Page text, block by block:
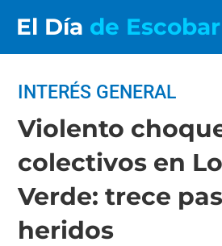
El Día de Escobar
INTERÉS GENERAL
Violento
colectivos en
Verde: trece
heridos